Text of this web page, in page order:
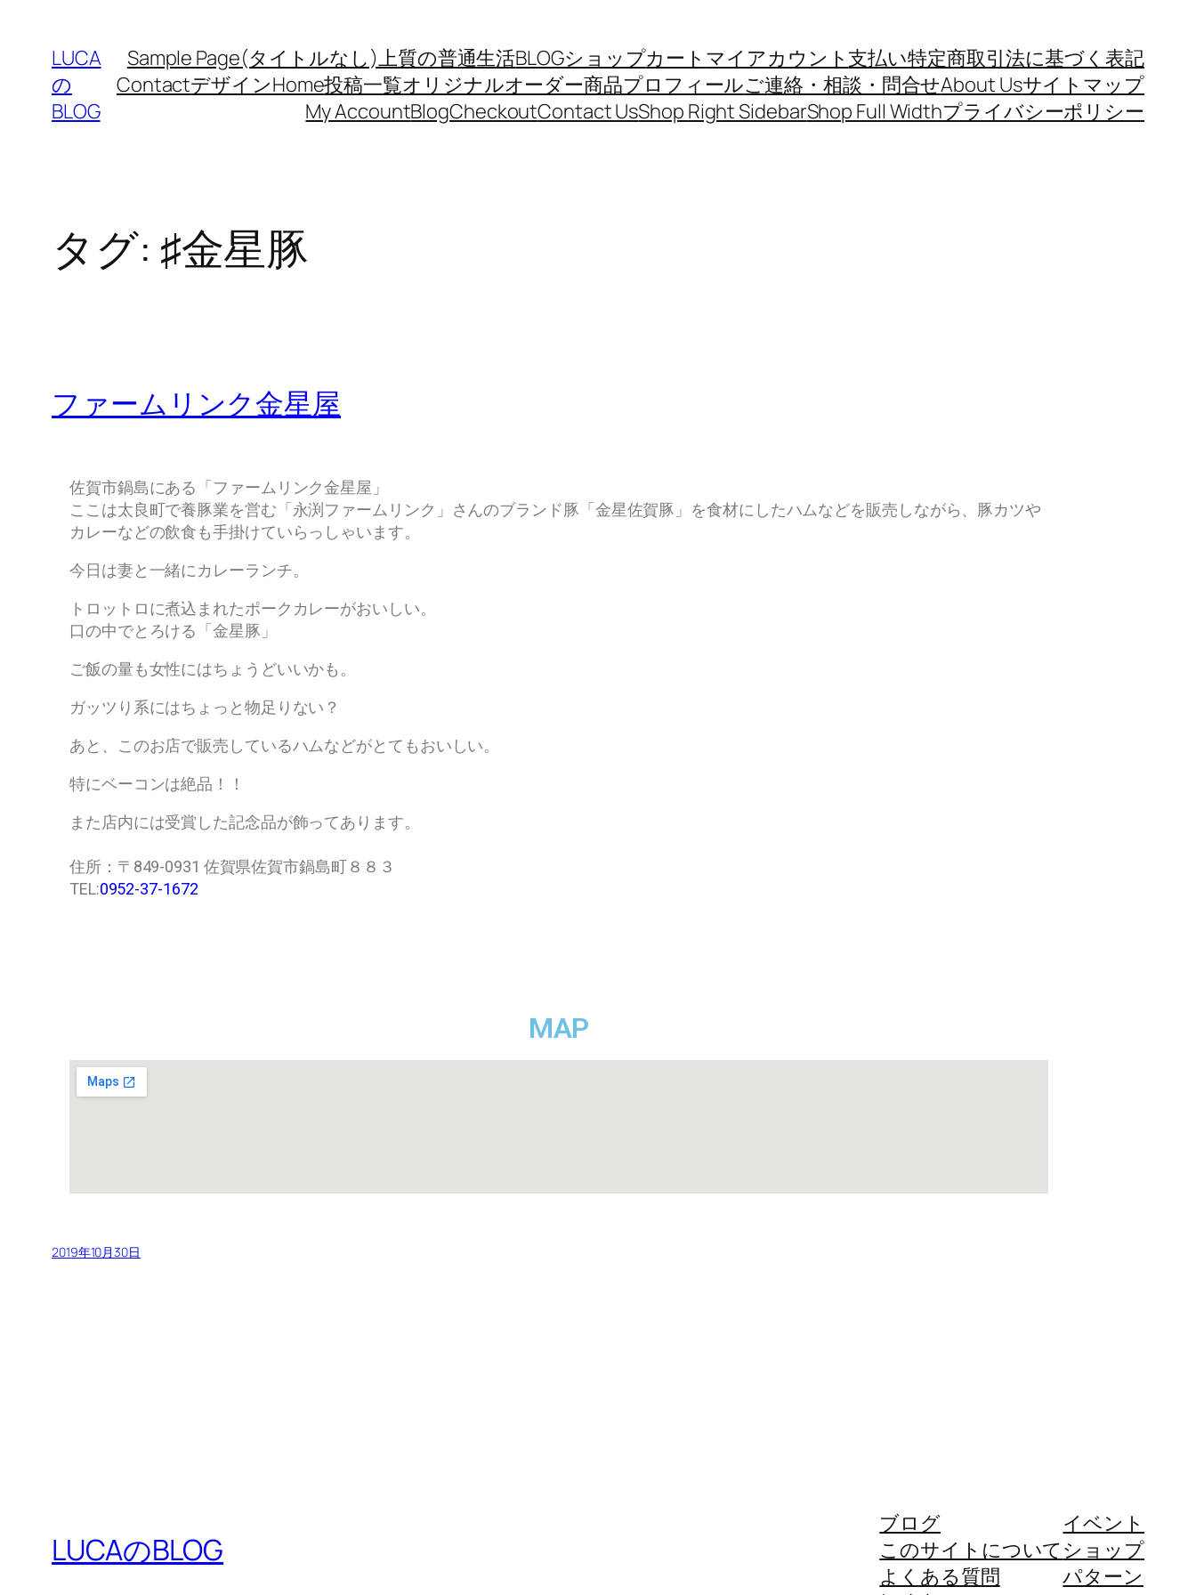
LUCA
の
BLOG
Sample Page(タイトルなし)上質の普通生活BLOGショップカート マイアカウント支払い特定商取引法に基づく表記
ContactデザインHome投稿一覧オリジナルオーダー商品プロフィールご連絡・相談・問合せAbout Usサイトマップ
My AccountBlogCheckoutContact UsShop Right SidebarShop Full Widthプライバシーポリシー
タグ: ♯金星豚
ファームリンク金星屋
佐賀市鍋島にある「ファームリンク金星屋」
ここは太良町で養豚業を営む「永渕ファームリンク」さんのブランド豚「金星佐賀豚」を食材にしたハムなどを販売しながら、豚カツや
カレーなどの飲食も手掛けていらっしゃいます。
今日は妻と一緒にカレーランチ。
トロットロに煮込まれたポークカレーがおいしい。
口の中でとろける「金星豚」
ご飯の量も女性にはちょうどいいかも。
ガッツり系にはちょっと物足りない？
あと、このお店で販売しているハムなどがとてもおいしい。
特にベーコンは絶品！！
また店内には受賞した記念品が飾ってあります。
住所：〒849-0931 佐賀県佐賀市鍋島町８８３
TEL:0952-37-1672
MAP
2019年10月30日
LUCAのBLOG
ブログ
このサイトについて
よくある質問
イベント
ショップ
パターン